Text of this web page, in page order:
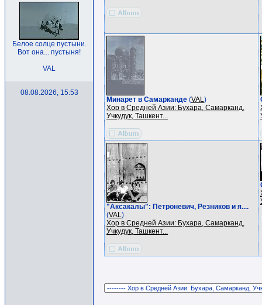
Белое солце пустыни.
Вот она... пустыня!
VAL
08.08.2026, 15:53
Минарет в Самарканде (VAL)
Хор в Средней Азии: Бухара, Самарканд,
Учкудук, Ташкент...
"Аксакалы": Петроневич, Резников и я....
(VAL)
Хор в Средней Азии: Бухара, Самарканд,
Учкудук, Ташкент...